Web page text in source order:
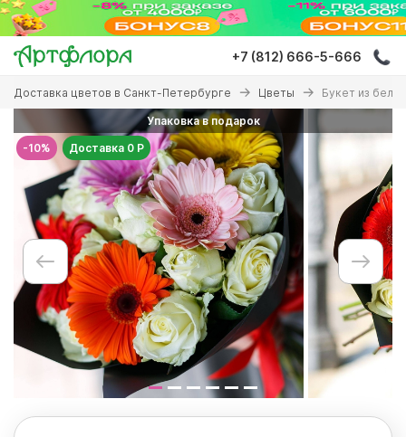
Перейти
основному
содержанию
+7 (812) 666-5-666
Вы
здесь
Доставка цветов в Санкт-Петербурге Цветы Букет из
-10%
Упаковка в подарок
Доставка 0 Р